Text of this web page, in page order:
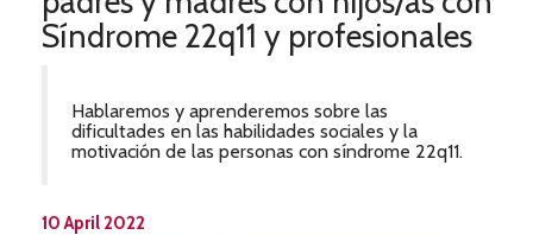
Síndrome 22q11 y profesionales
Hablaremos y aprenderemos sobre las
dificultades en las habilidades sociales y la
motivación de las personas con síndrome 22q11.
10 April 2022